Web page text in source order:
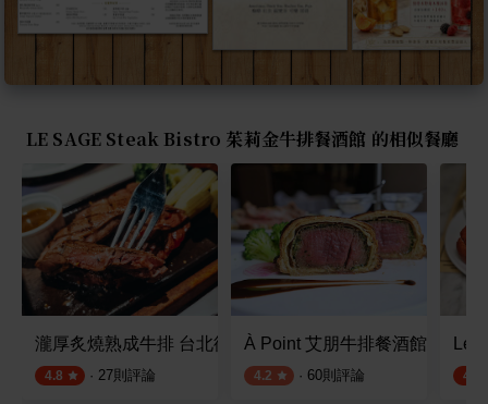
LE SAGE Steak Bistro 茱莉金牛排餐酒館 的相似餐廳
瀧厚炙燒熟成牛排 台北復北店
4.8 · 27則評論
À Point 艾朋牛排餐酒館
4.2 · 60則評論
Le
4.5